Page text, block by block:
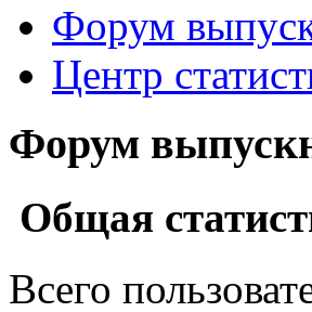
Форум
Центр
Форум
Общая
Всего